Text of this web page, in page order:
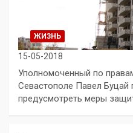
ЖИЗНЬ
15-05-2018
Уполномоченный по
Севастополе Павел Буцай
предусмотреть меры